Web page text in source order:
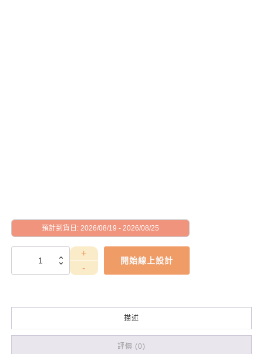
預計到貨日: 2026/08/19 - 2026/08/25
WEA4030015
開始線上設計
描述
評價 (0)